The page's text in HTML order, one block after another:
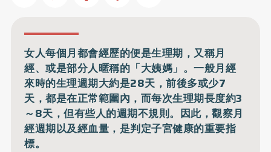
女人每個月都會經歷的便是生理期，又稱月
經、或是部分人暱稱的「大姨媽」。一般月經
來時的生理週期大約是28天，前後多或少7
天，都是在正常範圍內，而每次生理期長度約3
～8天，但有些人的週期不規則。因此，觀察月
經週期以及經血量，是判定子宮健康的重要指
標。